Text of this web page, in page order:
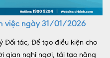
việc ngày 31/01/2026
Đối tác, Để tạo điều kiện cho
gian nghỉ ngơi, tái tạo năng